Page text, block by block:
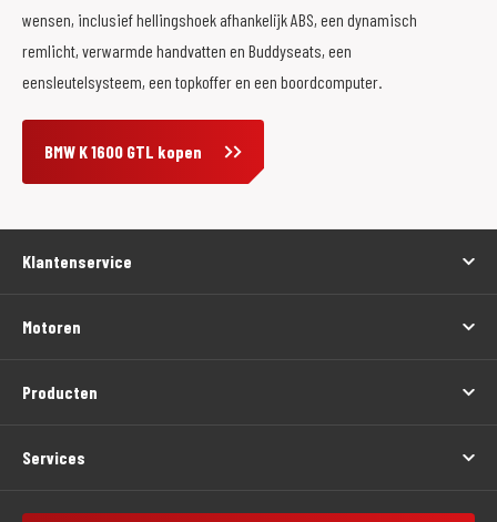
wensen, inclusief hellingshoek afhankelijk ABS, een dynamisch
remlicht, verwarmde handvatten en Buddyseats, een
eensleutelsysteem, een topkoffer en een boordcomputer.
BMW K 1600 GTL kopen
Klantenservice
Motoren
Producten
Services